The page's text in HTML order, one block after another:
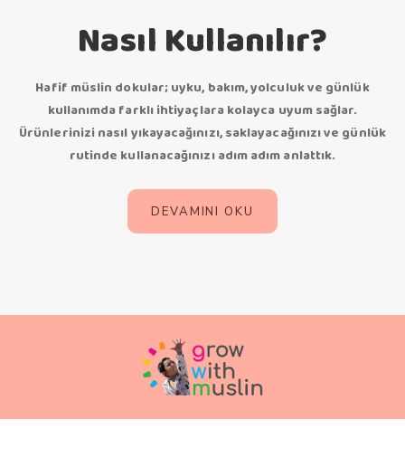
Nasıl Kullanılır?
Hafif müslin dokular; uyku, bakım, yolculuk ve günlük
kullanımda farklı ihtiyaçlara kolayca uyum sağlar.
Ürünlerinizi nasıl yıkayacağınızı, saklayacağınızı ve günlük
rutinde kullanacağınızı adım adım anlattık.
DEVAMINI OKU